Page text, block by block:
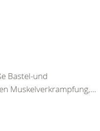
Bastel-und
Muskelverkrampfung,...